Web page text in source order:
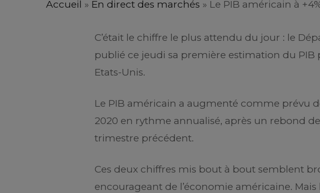
Accueil » En direct des marchés » Le PIB américain à
C’était le chiffre le plus attendu du jour : le
publié ce jeudi sa première estimation du
Etats-Unis.
Le PIB américain a augmenté comme prévu
2020 en rythme annualisé, après un rebond
trimestre précédent.
Ces deux chiffres mis bout à bout semblent
encourageant de l’économie américaine.